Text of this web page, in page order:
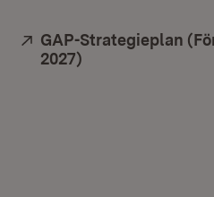
Extern:
GAP-Strategieplan
2027)